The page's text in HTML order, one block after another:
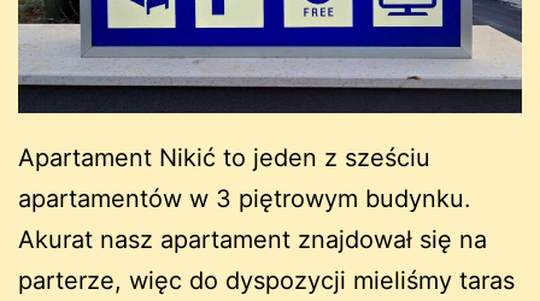
Apartament Nikić to jeden z sześciu
apartamentów w 3 piętrowym budynku.
Akurat nasz apartament znajdował się na
parterze, więc do dyspozycji mieliśmy taras